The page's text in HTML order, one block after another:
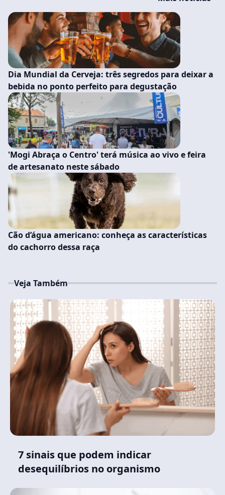
Dia Mundial da Cerveja: três segredos para deixar a
bebida no ponto perfeito para degustação
'Mogi Abraça o Centro' terá música ao vivo e feira
de artesanato neste sábado
Cão d’água americano: conheça as características
do cachorro dessa raça
Veja Também
7 sinais que podem indicar
desequilíbrios no organismo